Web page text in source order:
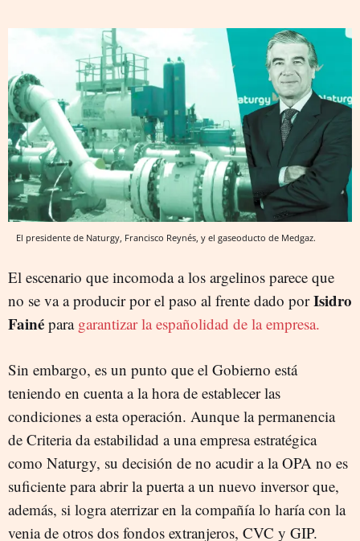
El presidente de Naturgy, Francisco Reynés, y el gaseoducto de Medgaz.
El escenario que incomoda a los argelinos parece que
no se va a producir por el paso al frente dado porIsidro
Fainé para garantizar la españolidad de la empresa.
Sin embargo, es un punto que el Gobierno está
teniendo en cuenta a la hora de establecer las
condiciones a esta operación. Aunque la permanencia
de Criteria da estabilidad a una empresa estratégica
como Naturgy, su decisión de no acudir a la OPA no es
suficiente para abrir la puerta a un nuevo inversor que,
además, si logra aterrizar en la compañía lo haría con la
venia de otros dos fondos extranjeros, CVC y GIP.